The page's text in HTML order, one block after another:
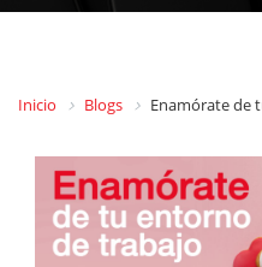
Inicio Blogs Enamórate de